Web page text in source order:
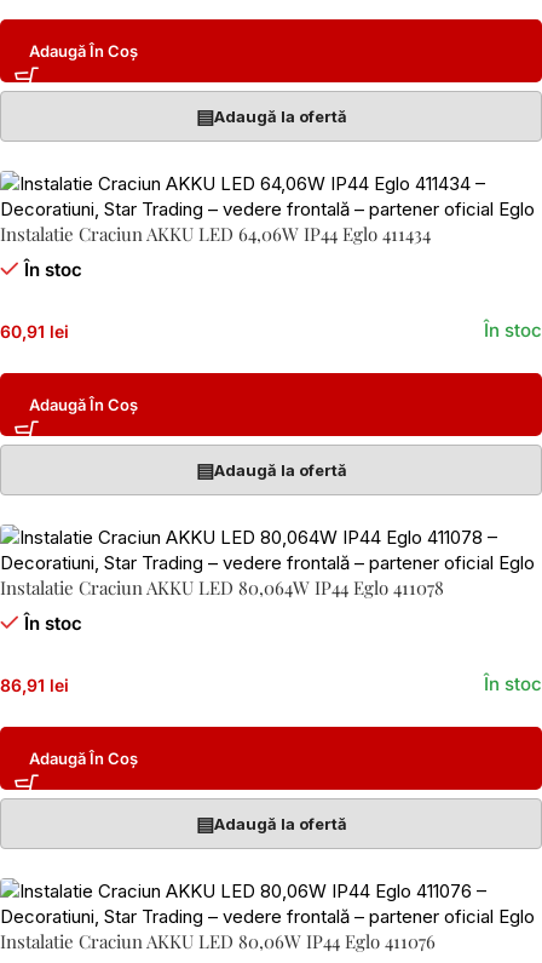
Adaugă În Coș
▤Adaugă la ofertă
Instalatie Craciun AKKU LED 64,06W IP44 Eglo 411434
În stoc
60,91 lei În stoc
Adaugă În Coș
▤Adaugă la ofertă
Instalatie Craciun AKKU LED 80,064W IP44 Eglo 411078
În stoc
86,91 lei În stoc
Adaugă În Coș
▤Adaugă la ofertă
Instalatie Craciun AKKU LED 80,06W IP44 Eglo 411076